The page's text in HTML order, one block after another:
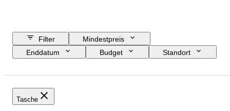
Filter
Mindestpreis
Enddatum
Budget
Standort
Zustand
Accessoires enthalten
Tasche